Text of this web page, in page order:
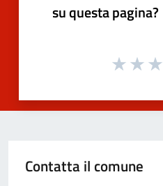
su questa pagina?
Contatta il comune